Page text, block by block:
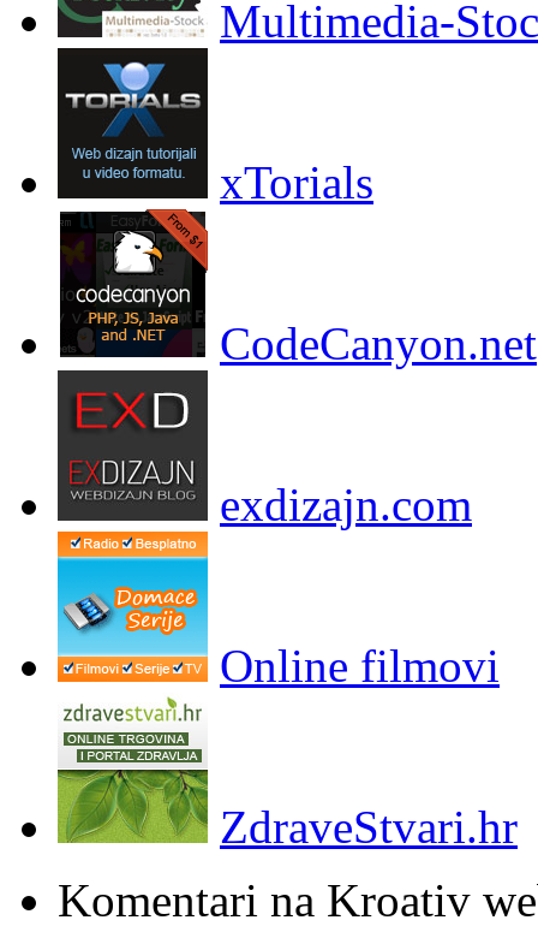
Multimedia-
xTorials
CodeCanyon.net
exdizajn.com
Online filmovi
ZdraveStvari.hr
Komentari na Kroativ